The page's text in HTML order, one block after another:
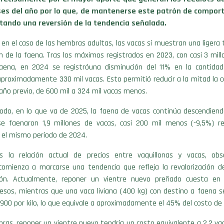
del año por lo que, de mantenerse este patrón de
una reversión de la tendencia señalada.
el caso de las hembras adultas, las vacas sí muestran una ligera
de la faena. Tras los máximos registrados en 2023, con casi 3
en 2024 se registróuna disminución del 11% en la
330 mil vacas. Esto permitió reducir a la mitad la
previo, de 600 mil a 324 mil vacas menos.
en lo que va de 2025, la faena de vacas continúa
faenaron 1,9 millones de vacas, casi 200 mil menos (-9,5%)
mismo período de 2024.
la relación actual de precios entre vaquillonas y vacas,
a marcarse una tendencia que refleja la revalorización
Actualmente, reponer un vientre nuevo preñado cuesta en
mientras que una vaca liviana (400 kg) con destino a faena
por kilo, lo que equivale a aproximadamente el 45% del costo de